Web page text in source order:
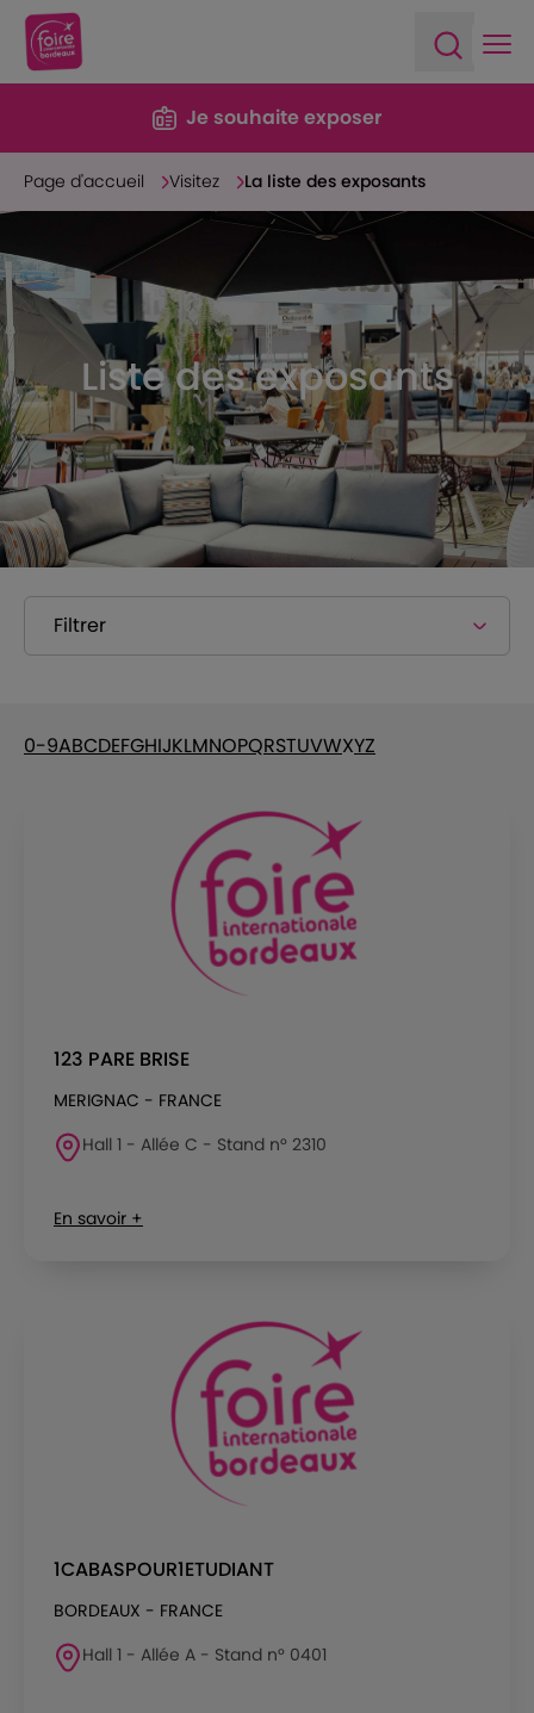
Je souhaite exposer
Page d'accueil Visitez La liste des exposants
Liste des exposants
Filtrer
0-9ABCDEFGHIJKLMNOPQRSTUVWXYZ
123 PARE BRISE
MERIGNAC - FRANCE
Hall 1 - Allée C - Stand n° 2310
En savoir +
1CABASPOUR1ETUDIANT
BORDEAUX - FRANCE
Hall 1 - Allée A - Stand n° 0401